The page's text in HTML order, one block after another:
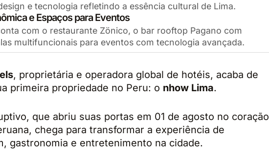
e tecnologia refletindo a essência cultural de Lima.
e Espaços para Eventos
com o restaurante Zönico, o bar rooftop Pagano com
multifuncionais para eventos com tecnologia avançada.
, proprietária e operadora global de hotéis, acaba de
primeira propriedade no Peru: o nhow Lima.
que abriu suas portas em 01 de agosto no coração
chega para transformar a experiência de
gastronomia e entretenimento na cidade.